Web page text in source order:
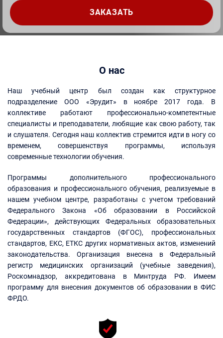
О нас
Наш учебный центр был создан как структурное
подразделение ООО «Эрудит» в ноябре 2017 года. В
коллективе работают профессионально-компетентные
специалисты и преподаватели, любящие как свою работу, так
и слушателя. Сегодня наш коллектив стремится идти в ногу со
временем, совершенствуя программы, используя
современные технологии обучения.
Программы дополнительного профессионального
образования и профессионального обучения, реализуемые в
нашем учебном центре, разработаны с учетом требований
Федерального Закона «Об образовании в Российской
Федерации», действующих Федеральных образовательных
государственных стандартов (ФГОС), профессиональных
стандартов, ЕКС, ЕТКС других нормативных актов, изменений
законодательства. Организация внесена в Федеральный
регистр медицинских организаций (учебные заведения),
Роскомнадзор, аккредитована в Минтруда РФ. Имеем
программу для внесения документов об образовании в ФИС
ФРДО.